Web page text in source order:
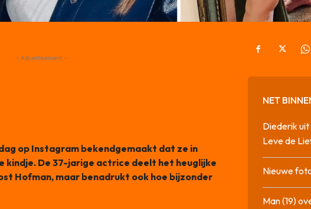
- Advertisement -
op Instagram bekendgemaakt dat ze in
kindje. De 37-jarige actrice deelt het heuglijke
Hofman, maar benadrukt ook hoe bijzonder
NET
Diederik
Leve de
Nieuwe
Man (19)